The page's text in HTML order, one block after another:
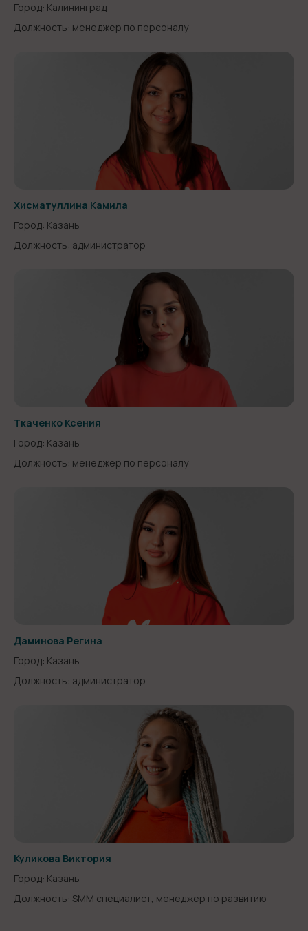
Город: Калининград
Должность: менеджер по персоналу
Хисматуллина Камила
Город: Казань
Должность: администратор
Ткаченко Ксения
Город: Казань
Должность: менеджер по персоналу
Даминова Регина
Город: Казань
Должность: администратор
Куликова Виктория
Город: Казань
Должность: SMM специалист, менеджер по развитию